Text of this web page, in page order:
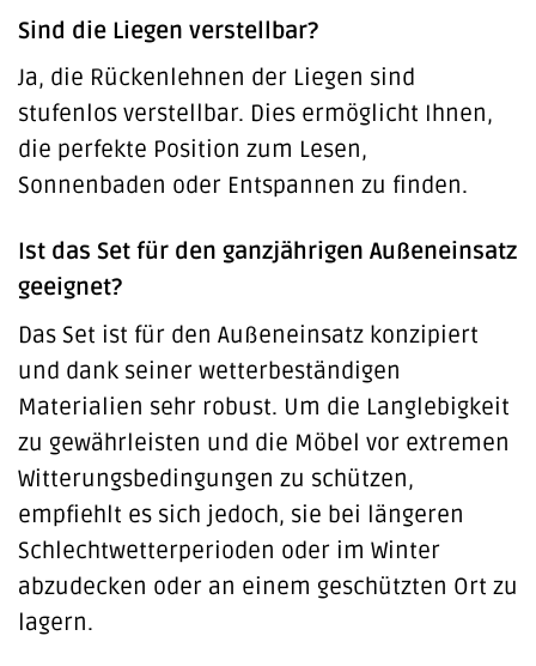
Sind die Liegen verstellbar?
Ja, die Rückenlehnen der Liegen sind
stufenlos verstellbar. Dies ermöglicht Ihnen,
die perfekte Position zum Lesen,
Sonnenbaden oder Entspannen zu finden.
Ist das Set für den ganzjährigen Außeneinsatz
geeignet?
Das Set ist für den Außeneinsatz konzipiert
und dank seiner wetterbeständigen
Materialien sehr robust. Um die Langlebigkeit
zu gewährleisten und die Möbel vor extremen
Witterungsbedingungen zu schützen,
empfiehlt es sich jedoch, sie bei längeren
Schlechtwetterperioden oder im Winter
abzudecken oder an einem geschützten Ort zu
lagern.